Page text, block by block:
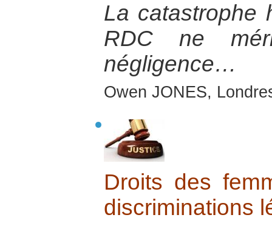
La catastrophe
RDC ne
négligence…
Owen JONES,
Droits des
discriminations